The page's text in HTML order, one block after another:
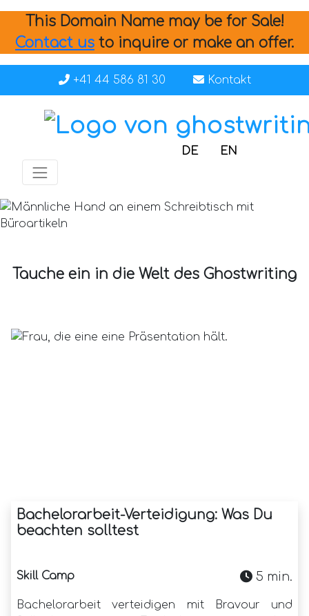
This Domain Name may be for Sale!
Contact us to inquire or make an offer.
+41 44 586 81 30 Kontakt
DE EN
Tauche ein in die Welt des Ghostwriting
Bachelorarbeit-Verteidigung: Was Du
beachten solltest
Skill Camp 5 min.
Bachelorarbeit verteidigen mit Bravour und